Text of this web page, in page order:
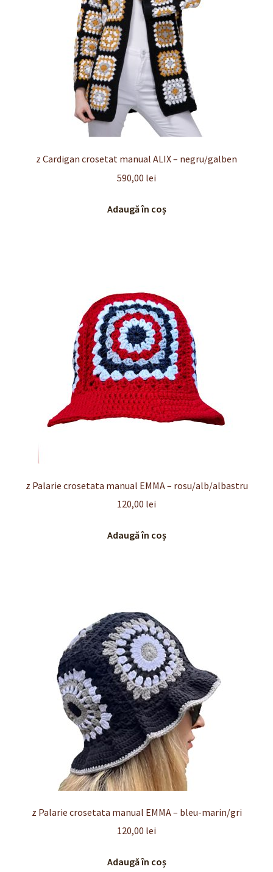
z Cardigan crosetat manual ALIX – negru/galben
590,00 lei
Adaugă în coș
z Palarie crosetata manual EMMA – rosu/alb/albastru
120,00 lei
Adaugă în coș
z Palarie crosetata manual EMMA – bleu-marin/gri
120,00 lei
Adaugă în coș